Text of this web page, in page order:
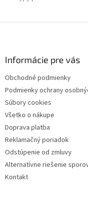
Informácie pre vás
Obchodné podmienky
Podmienky ochrany
Súbory cookies
Všetko o nákupe
Doprava platba
Reklamačný poriadok
Odstúpenie od zmluvy
Alternatívne riešenie
Kontakt